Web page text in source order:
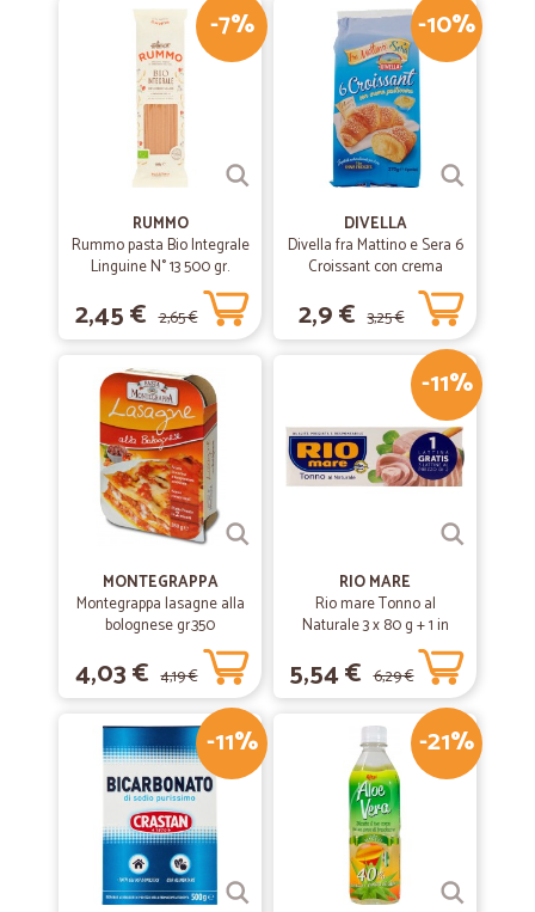
-7%
RUMMO
Rummo pasta Bio Integrale
Linguine N° 13 500 gr.
2,45 € 2,65 €
-10%
DIVELLA
Divella fra Mattino e Sera 6
Croissant con crema
pasticcera 270 gr.
2,9 € 3,25 €
MONTEGRAPPA
Montegrappa lasagne alla
bolognese gr.350
4,03 € 4,19 €
-11%
RIO MARE
Rio mare Tonno al
Naturale 3 x 80 g + 1 in
5,54 € 6,29 €
-11% -21%